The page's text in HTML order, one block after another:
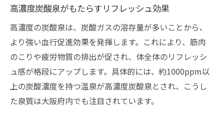
高濃度炭酸泉がもたらすリフレッシュ効果
高濃度の炭酸泉は、炭酸ガスの溶存量が多いことから、
より強い血行促進効果を発揮します。これにより、筋肉
のこりや疲労物質の排出が促され、体全体のリフレッシ
ュ感が格段にアップします。具体的には、約1000ppm以
上の炭酸濃度を持つ温泉が高濃度炭酸泉とされ、こうし
た泉質は大阪府内でも注目されています。